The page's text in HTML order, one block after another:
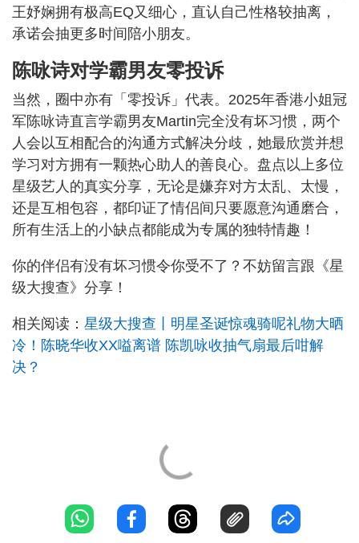
王妤娴拥有极高EQ又细心，直认自己性格较抽离，
承诺会抽更多时间陪小朋友。
陈咏诗对学霸男友零投诉
当然，圈中亦有「零投诉」代表。2025年香港小姐冠
军陈咏诗直言学霸男友Martin完全没有坏习惯，两个
人会以互相配合的沟通方式解决分歧，她最欣赏并想
学习对方拥有一颗热心助人的善良心。盘点以上多位
星级艺人的真实分享，无论是嫌弃对方太乱、太慢，
还是互相包容，都印证了情侣间只要愿意沟通磨合，
所有生活上的小缺点都能成为专属的独特情趣！
你的伴侣有没有坏习惯令你受不了？不妨留言跟《星
级大搜查》分享！
相关阅读： 星级大搜查丨明星圣诞惊魂骑呢礼物大晒
冷！陈晓华收XX嗌离谱 陈凯咏收抽气扇最后咁解
决？